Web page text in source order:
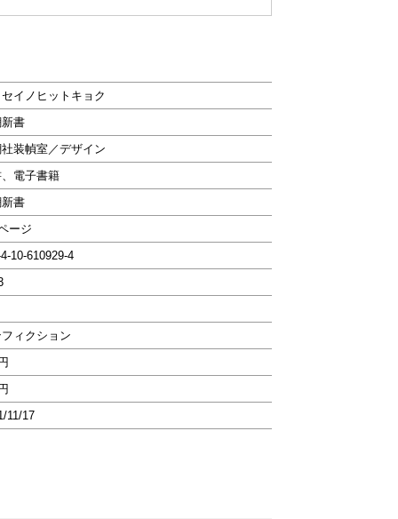
イノヒットキョク
書
装幀室／デザイン
電子書籍
書
ージ
10-610929-4
ィクション
11/17